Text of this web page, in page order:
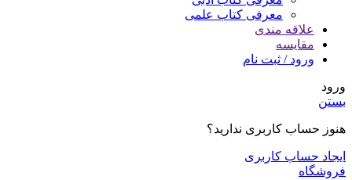
معرفی کتاب علمی
علاقه مندی
مقایسه
ورود / ثبت نام
ورود
بستن
هنوز حساب کاربری ندارید؟
ایجاد حساب کاربری
فروشگاه